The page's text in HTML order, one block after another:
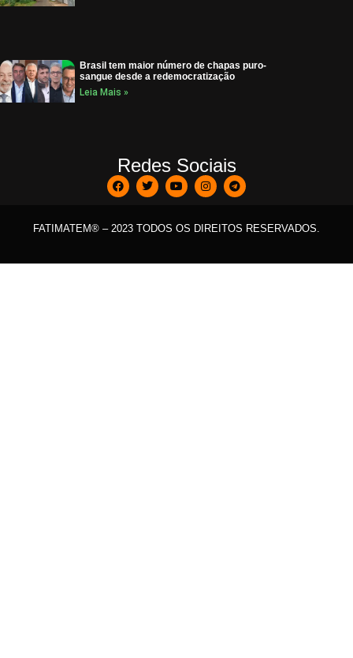
Brasil tem maior número de chapas puro-
sangue desde a redemocratização
Leia Mais »
Redes Sociais
FATIMATEM® – 2023 TODOS OS DIREITOS RESERVADOS.